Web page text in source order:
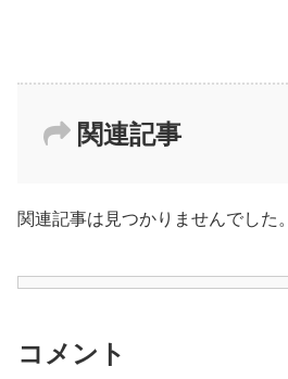
関連記事
関連記事は見つかりませんでした。
コメント